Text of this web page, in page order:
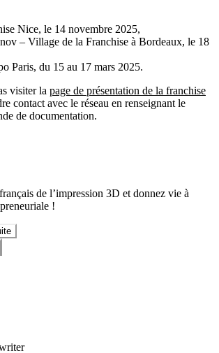
Nice, le 14 novembre 2025,
– Village de la Franchise à Bordeaux, le 18
Paris, du 15 au 17 mars 2025.
visiter la page de présentation de la franchise
contact avec le réseau en renseignant le
de documentation.
de l’impression 3D et donnez vie à
!